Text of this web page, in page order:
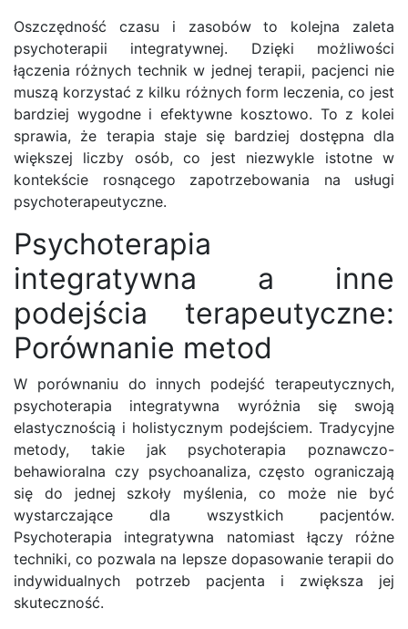
Oszczędność czasu i zasobów to kolejna zaleta
psychoterapii integratywnej. Dzięki możliwości
łączenia różnych technik w jednej terapii, pacjenci nie
muszą korzystać z kilku różnych form leczenia, co jest
bardziej wygodne i efektywne kosztowo. To z kolei
sprawia, że terapia staje się bardziej dostępna dla
większej liczby osób, co jest niezwykle istotne w
kontekście rosnącego zapotrzebowania na usługi
psychoterapeutyczne.
Psychoterapia
integratywna a inne
podejścia terapeutyczne:
Porównanie metod
W porównaniu do innych podejść terapeutycznych,
psychoterapia integratywna wyróżnia się swoją
elastycznością i holistycznym podejściem. Tradycyjne
metody, takie jak psychoterapia poznawczo-
behawioralna czy psychoanaliza, często ograniczają
się do jednej szkoły myślenia, co może nie być
wystarczające dla wszystkich pacjentów.
Psychoterapia integratywna natomiast łączy różne
techniki, co pozwala na lepsze dopasowanie terapii do
indywidualnych potrzeb pacjenta i zwiększa jej
skuteczność.